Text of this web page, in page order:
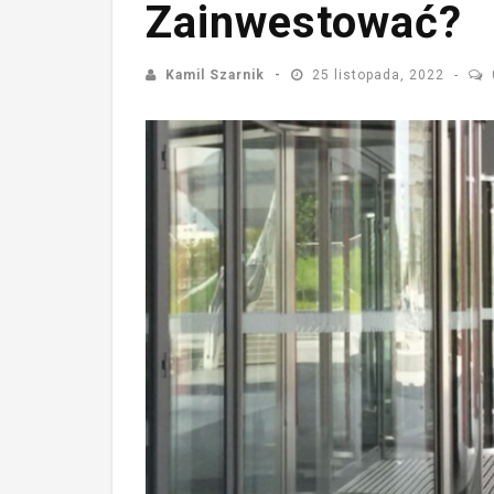
Zainwestować?
Kamil Szarnik 25 listopada, 2022